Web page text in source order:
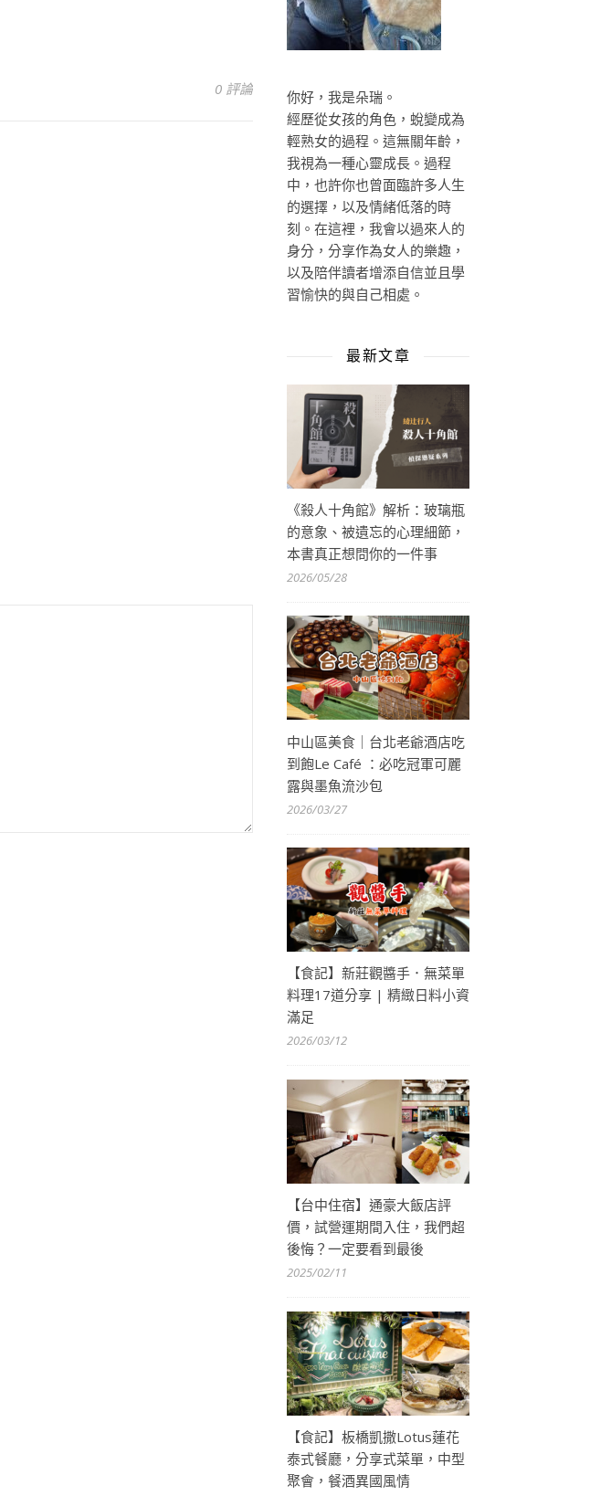
0 評論
你好，我是朵瑞。
經歷從女孩的角色，蛻變成為
輕熟女的過程。這無關年齡，
我視為一種心靈成長。過程
中，也許你也曾面臨許多人生
的選擇，以及情緒低落的時
刻。在這裡，我會以過來人的
身分，分享作為女人的樂趣，
以及陪伴讀者增添自信並且學
習愉快的與自己相處。
最新文章
《殺人十角館》解析：玻璃瓶
的意象、被遺忘的心理細節，
本書真正想問你的一件事
2026/05/28
中山區美食｜台北老爺酒店吃
到飽Le Café ：必吃冠軍可麗
露與墨魚流沙包
2026/03/27
【食記】新莊觀醬手．無菜單
料理17道分享 | 精緻日料小資
滿足
2026/03/12
【台中住宿】通豪大飯店評
價，試營運期間入住，我們超
後悔？一定要看到最後
2025/02/11
【食記】板橋凱撒Lotus蓮花
泰式餐廳，分享式菜單，中型
聚會，餐酒異國風情